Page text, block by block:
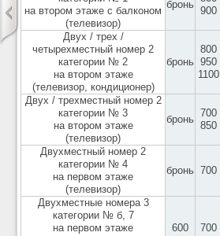
на втором этаже с балконом
(телевизор)
бронь
900
Двух / трех /
четырехместный номер 2
категории № 2
на втором этаже
(телевизор, кондиционер)
бронь
800
950
1100
Двух / трехместный номер 2
категории № 3
на втором этаже
(телевизор)
бронь
700
850
Двухместный номер 2
категории № 4
на первом этаже
(телевизор)
бронь 700
Двухместные номера 3
категории № б, 7
на первом этаже
600 700